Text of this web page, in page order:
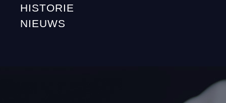
HISTORIE
NIEUWS